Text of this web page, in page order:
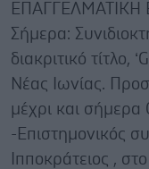
ΕΠΑΓΓΕΛΜΑΤΙΚΗ
Σήμερα:
διακριτικό τίτλο,
Νέας Ιωνίας.
μέχρι και
-Επιστημονικός
Ιπποκράτειος ,